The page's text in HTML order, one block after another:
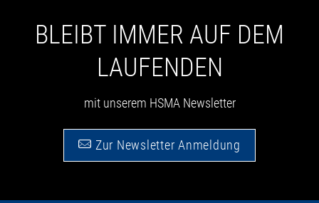
BLEIBT IMMER AUF DEM
LAUFENDEN
mit unserem HSMA Newsletter
Zur Newsletter Anmeldung